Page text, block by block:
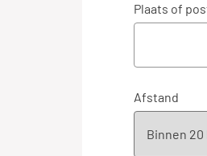
Plaats of
Afstand